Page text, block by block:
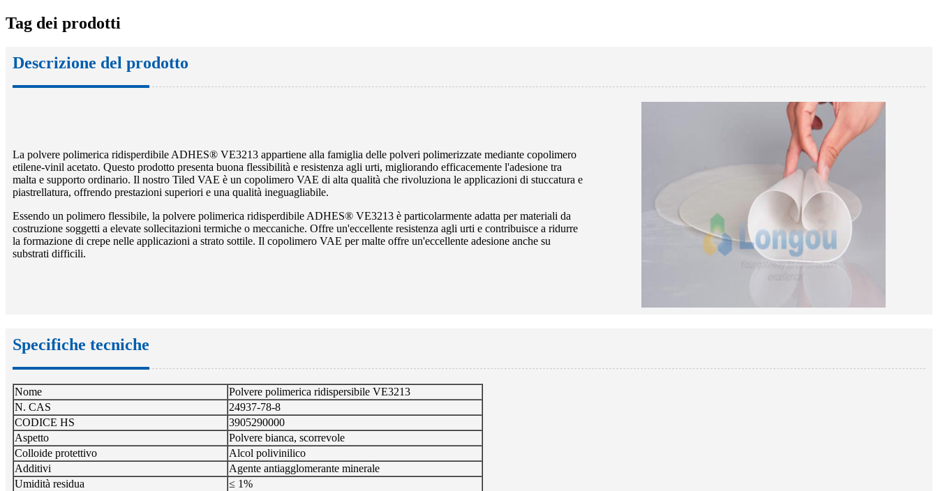
Tag dei prodotti
Descrizione del prodotto
La polvere polimerica ridisperdibile ADHES® VE3213 appartiene alla famiglia delle polveri polimerizzate mediante copolimero
etilene-vinil acetato. Questo prodotto presenta buona flessibilità e resistenza agli urti, migliorando efficacemente l'adesione tra
malta e supporto ordinario. Il nostro Tiled VAE è un copolimero VAE di alta qualità che rivoluziona le applicazioni di stuccatura e
piastrellatura, offrendo prestazioni superiori e una qualità ineguagliabile.
Essendo un polimero flessibile, la polvere polimerica ridisperdibile ADHES® VE3213 è particolarmente adatta per materiali da
costruzione soggetti a elevate sollecitazioni termiche o meccaniche. Offre un'eccellente resistenza agli urti e contribuisce a ridurre
la formazione di crepe nelle applicazioni a strato sottile. Il copolimero VAE per malte offre un'eccellente adesione anche su
substrati difficili.
Specifiche tecniche
Nome
Polvere polimerica ridispersibile VE3213
N. CAS
24937-78-8
CODICE HS
3905290000
Aspetto
Polvere bianca, scorrevole
Colloide protettivo
Alcol polivinilico
Additivi
Agente antiagglomerante minerale
Umidità residua
≤ 1%